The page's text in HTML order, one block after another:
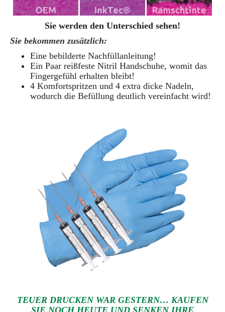
Sie werden den Unterschied sehen!
Sie bekommen zusätzlich:
Eine bebilderte Nachfüllanleitung!
Ein Paar reißfeste Nitril Handschuhe, womit das
Fingergefühl erhalten bleibt!
4 Komfortspritzen und 4 extra dicke Nadeln,
wodurch die Befüllung deutlich vereinfacht wird!
TEUER DRUCKEN WAR GESTERN… KAUFEN